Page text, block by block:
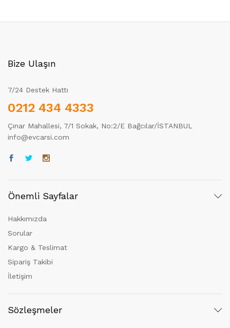
Bize Ulaşın
7/24 Destek Hattı
0212 434 4333
Çınar Mahallesi, 7/1 Sokak, No:2/E Bağcılar/İSTANBUL
info@evcarsi.com
Önemli Sayfalar
Hakkımızda
Sorular
Kargo & Teslimat
Sipariş Takibi
İletişim
Sözleşmeler